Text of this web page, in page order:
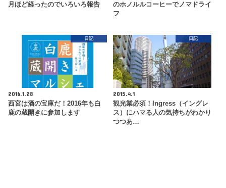
月ほど経ったのでいろいろ報告
のホノルルコーヒーでノマドライ
フ
日記
2016.1.28
西宮は酒の宝庫だ！2016年も白
鹿の蔵開きに参加します
日記
2015.4.1
観光業必須！Ingress（イングレ
ス）にハマる人の気持ちがわかり
つつあ…